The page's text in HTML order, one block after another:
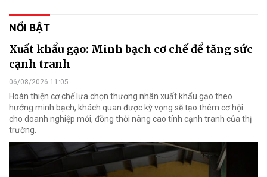
NỔI BẬT
Xuất khẩu gạo: Minh bạch cơ chế để tăng sức
cạnh tranh
06/08/2026 11:05
Hoàn thiện cơ chế lựa chọn thương nhân xuất khẩu gạo theo
hướng minh bạch, khách quan được kỳ vọng sẽ tạo thêm cơ hội
cho doanh nghiệp mới, đồng thời nâng cao tính cạnh tranh của thị
trường.